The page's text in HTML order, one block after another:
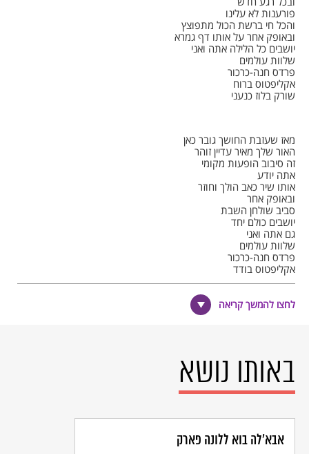
פורענות לא עלינו
והכל חי ברשת הכול מתפוצץ
ובאופק אחר על אותו דף גמרא
יושבים כל הלילה אתה ואני
שלוות עולמים
פרדס חנה-כרכור
אקליפטוס ברוח
שורק בלוז כנעני
מאז שעזבת החושך גובר כאן
האור שלך מאיר עדיין זוהר
זה סיבוב הופעות מקומי
אתה יודע
אותו שיר כאב הולך וחוזר
ובאופק אחר
סביב שולחן השבת
יושבים כולם יחד
גם אתה ואני
שלוות עולמים
פרדס חנה-כרכור
אקליפטוס בודד
שורק בלוז כנעני
אף אחד לא אומר כבר
הנר שלך מאיר עדיין בוער
ובאופק אחר אחרי הופעה
נעביר בסיבוב זר קוצים ריחני
פרדס חנה כרכור
אקליפטוס ענק
שורק בלוז כנעני
לחצו להמשך קריאה
באותו נושא
אבא'לה בוא ללונה פארק